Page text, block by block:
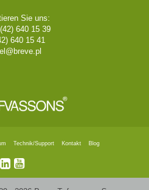
Sie uns:
640 15 39
640 15 41
Technik/Support Kontakt Blog